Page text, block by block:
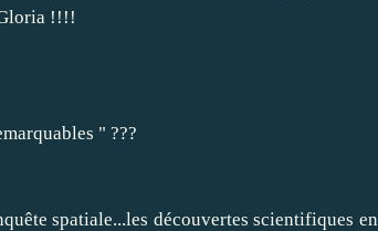
!!!!
" ???
spatiale...les découvertes scientifiques en